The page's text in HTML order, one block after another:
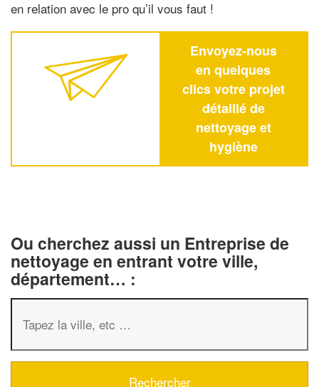
en relation avec le pro qu’il vous faut !
Envoyez-nous
en quelques
clics votre projet
détaillé de
nettoyage et
hygiène
Ou cherchez aussi un Entreprise de
nettoyage en entrant votre ville,
département… :